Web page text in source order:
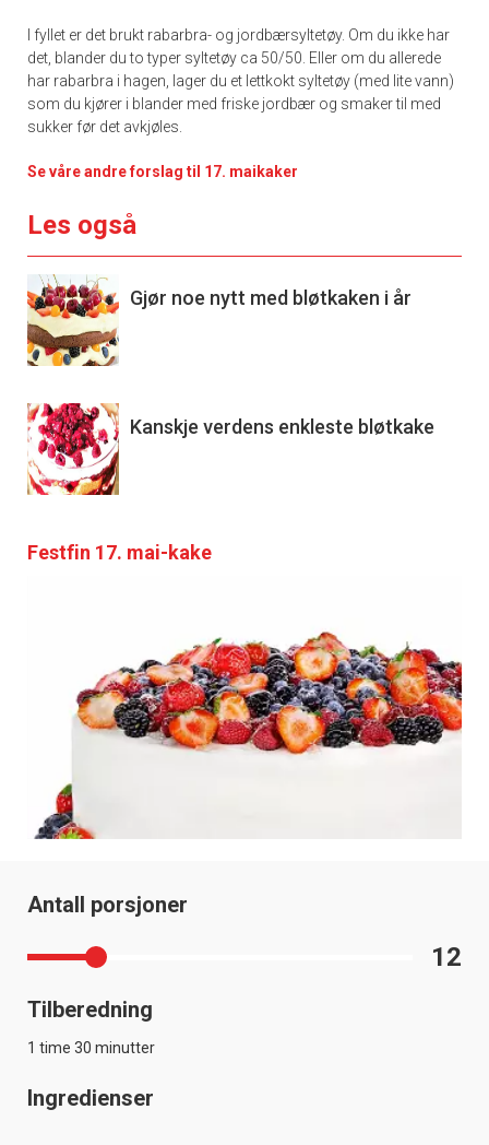
I fyllet er det brukt rabarbra- og jordbærsyltetøy. Om du ikke har
det, blander du to typer syltetøy ca 50/50. Eller om du allerede
har rabarbra i hagen, lager du et lettkokt syltetøy (med lite vann)
som du kjører i blander med friske jordbær og smaker til med
sukker før det avkjøles.
Se våre andre forslag til 17. maikaker
Les også
Gjør noe nytt med bløtkaken i år
Kanskje verdens enkleste bløtkake
Festfin 17. mai-kake
Antall porsjoner
12
Tilberedning
1 time 30 minutter
Ingredienser